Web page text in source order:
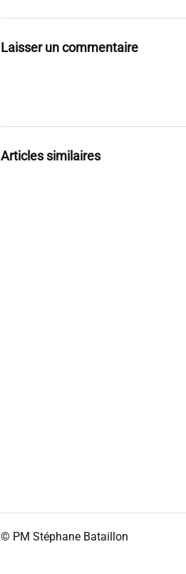
Laisser un commentaire
Articles similaires
© PM Stéphane Bataillon